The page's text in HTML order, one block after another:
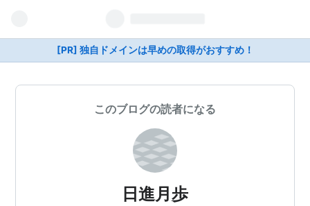
[PR] 独自ドメインは早めの取得がおすすめ！
このブログの読者になる
日進月歩